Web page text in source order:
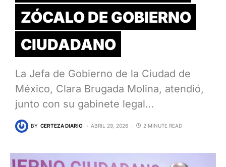
ZÓCALO DE GOBIERNO
CIUDADANO
La Jefa de Gobierno de la Ciudad de
México, Clara Brugada Molina, atendió,
junto con su gabinete legal…
BY CERTEZA DIARIO ABRIL 29, 2026 2 MINUTE READ